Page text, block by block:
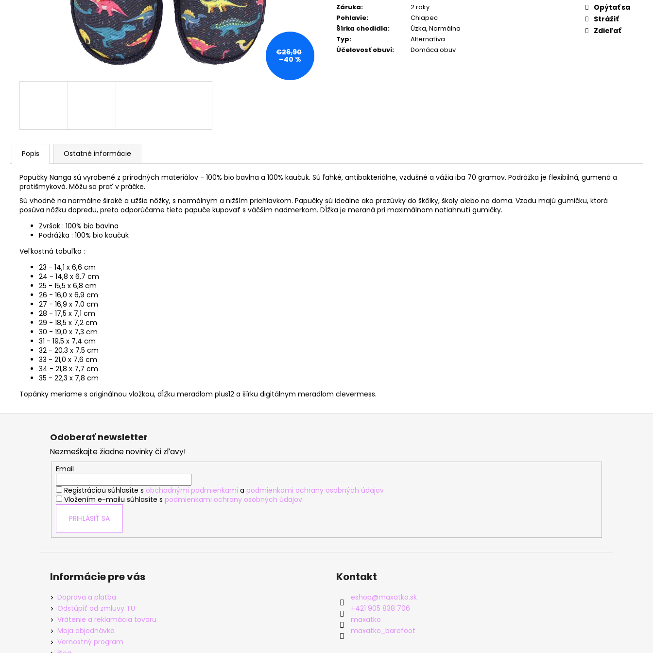
Záruka:
2 roky
Pohlavie:
Chlapec
Šírka chodidla:
Úzka, Normálna
Typ:
Alternatíva
Účelovosť obuvi: Domáca obuv
Opýtať sa
Strážiť
Zdieľať
€26,90
–40 %
Popis Ostatné informácie
Papučky Nanga sú vyrobené z prírodných materiálov - 100% bio bavlna a 100% kaučuk. Sú ľahké, antibakteriálne, vzdušné a vážia iba 70 gramov. Podrážka je flexibilná, gumená a
protišmyková. Môžu sa prať v práčke.
Sú vhodné na normálne široké a užšie nôžky, s normálnym a nižším priehlavkom. Papučky sú ideálne ako prezúvky do škôlky, školy alebo na doma. Vzadu majú gumičku, ktorá
posúva nôžku dopredu, preto odporúčame tieto papuče kupovať s väčším nadmerkom. Dĺžka je meraná pri maximálnom natiahnutí gumičky.
Zvršok : 100% bio bavlna
Podrážka : 100% bio kaučuk
Veľkostná tabuľka :
23 - 14,1 x 6,6 cm
24 - 14,8 x 6,7 cm
25 - 15,5 x 6,8 cm
26 - 16,0 x 6,9 cm
27 - 16,9 x 7,0 cm
28 - 17,5 x 7,1 cm
29 - 18,5 x 7,2 cm
30 - 19,0 x 7,3 cm
31 - 19,5 x 7,4 cm
32 - 20,3 x 7,5 cm
33 - 21,0 x 7,6 cm
34 - 21,8 x 7,7 cm
35 - 22,3 x 7,8 cm
Topánky meriame s originálnou vložkou, dĺžku meradlom plus12 a šírku digitálnym meradlom clevermess.
Z
Odoberať newsletter
Nezmeškajte žiadne novinky či zľavy!
Email
Registráciou súhlasíte s obchodnými podmienkami a podmienkami ochrany osobných údajov
Vložením e-mailu súhlasíte s podmienkami ochrany osobných údajov
PRIHLÁSIŤ SA
Informácie pre vás
Doprava a platba
Odstúpiť od zmluvy TU
Vrátenie a reklamácia tovaru
Moja objednávka
Vernostný program
Kontakt
eshop@maxatko.sk
+421 905 838 706
maxatko
maxatko_barefoot